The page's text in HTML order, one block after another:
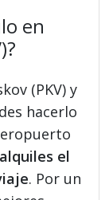
en
(PKV) y
hacerlo
alquiles el
. Por un